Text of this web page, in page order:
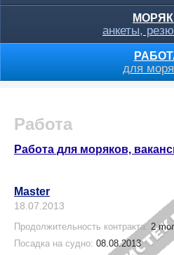
анкеты,
для
Работа
Работа для моряков,
Master
18.07.2013
Продолжительность контракта: 2
Посадка на судно: 08.08.2013